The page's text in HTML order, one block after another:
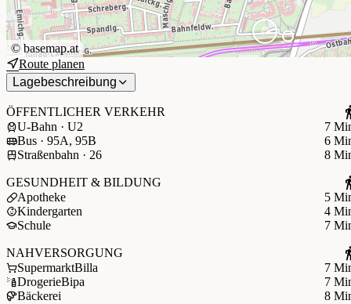
© basemap.at
Route planen
Lagebeschreibung
ÖFFENTLICHER VERKEHR
U-Bahn · U2
7
Bus · 95A, 95B
6
Straßenbahn · 26
8
GESUNDHEIT & BILDUNG
Apotheke
5
Kindergarten
4
Schule
7
NAHVERSORGUNG
SupermarktBilla
7
DrogerieBipa
7
Bäckerei
8